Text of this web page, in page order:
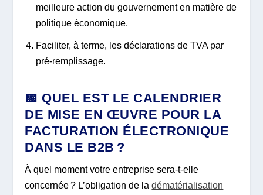
meilleure action du gouvernement en matière de
politique économique.
Faciliter, à terme, les déclarations de TVA par
pré-remplissage.
📅 QUEL EST LE CALENDRIER
DE MISE EN ŒUVRE POUR LA
FACTURATION ÉLECTRONIQUE
DANS LE B2B ?
À quel moment votre entreprise sera-t-elle
concernée ? L’obligation de ladématérialisation